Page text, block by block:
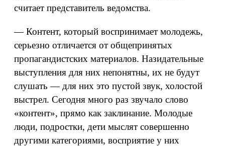
считает представитель ведомства.
— Контент, который воспринимает молодежь,
серьезно отличается от общепринятых
пропагандистских материалов. Назидательные
выступления для них непонятны, их не будут
слушать — для них это пустой звук, холостой
выстрел. Сегодня много раз звучало слово
«контент», прямо как заклинание. Молодые
люди, подростки, дети мыслят совершенно
другими категориями, восприятие у них